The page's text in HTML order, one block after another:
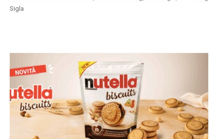
Sigla